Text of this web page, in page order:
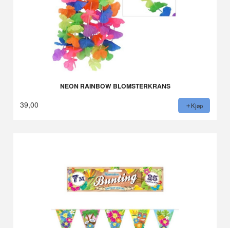
NEON RAINBOW BLOMSTERKRANS
39,00 Kjøp